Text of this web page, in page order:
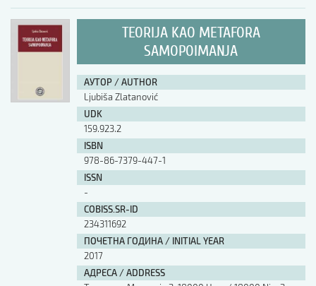
TEORIJA KAO METAFORA
SAMOPOIMANJA
АУТОР / AUTHOR
Ljubiša Zlatanović
UDK
159.923.2
ISBN
978-86-7379-447-1
ISSN
-
COBISS.SR-ID
234311692
ПОЧЕТНА ГОДИНА / INITIAL YEAR
2017
АДРЕСА / ADDRESS